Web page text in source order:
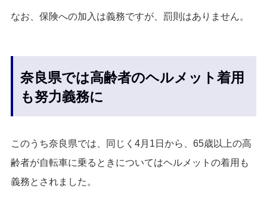
なお、保険への加入は義務ですが、罰則はありません。
奈良県では高齢者のヘルメット着用
も努力義務に
このうち奈良県では、同じく4月1日から、65歳以上の高
齢者が自転車に乗るときについてはヘルメットの着用も
義務とされました。